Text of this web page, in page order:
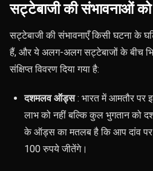
सट्टेबाजी की संभावनाओं
सट्टेबाजी की संभावनाएँ किसी घटना के
हैं, और ये अलग-अलग सट्टेबाजों के बीच
संक्षिप्त विवरण दिया गया है:
दशमलव ऑड्स: भारत में आमतौर पर
लाभ को नहीं बल्कि कुल भुगतान को
के ऑड्स का मतलब है कि आप दांव पर
100 रुपये जीतेंगे।